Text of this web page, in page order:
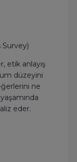
etik anlayış
düzeyini
ne
eder.